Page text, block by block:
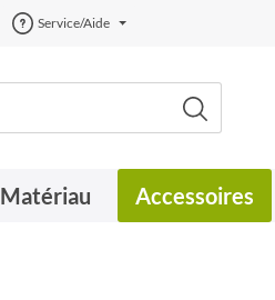
Service/Aide
Matériau Accessoires